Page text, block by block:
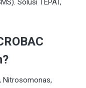
Nitrosomonas,